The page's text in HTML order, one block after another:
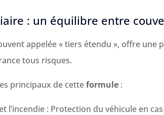
: un équilibre entre
appelée « tiers étendu », offre une
tous risques.
principaux de cetteformule :
l’incendie : Protection du véhicule en